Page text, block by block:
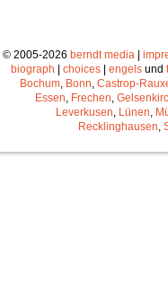
© 2005-2026 berndt media|
biograph
choices engels und
Bochum, Bonn, Castrop-
Essen, Frechen,
Leverkusen, Lünen,
Recklinghausen,